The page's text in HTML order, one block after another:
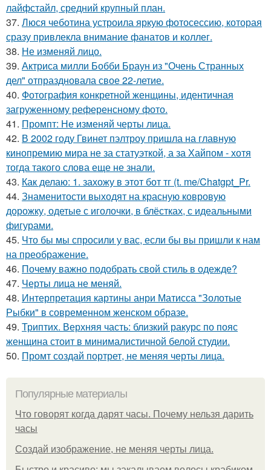
лайфстайл, средний крупный план.
37. Люся чеботина устроила яркую фотосессию, которая
сразу привлекла внимание фанатов и коллег.
38. Не изменяй лицо.
39. Актриса милли Бобби Браун из "Очень Странных
дел" отпраздновала свое 22-летие.
40. Фотография конкретной женщины, идентичная
загруженному референсному фото.
41. Промпт: Не изменяй черты лица.
42. В 2002 году Гвинет пэлтроу пришла на главную
кинопремию мира не за статуэткой, а за Хайпом - хотя
тогда такого слова еще не знали.
43. Как делаю: 1. захожу в этот бот тг (t. me/Chatgpt_Pr.
44. Знаменитости выходят на красную ковровую
дорожку, одетые с иголочки, в блёстках, с идеальными
фигурами.
45. Что бы мы спросили у вас, если бы вы пришли к нам
на преображение.
46. Почему важно подобрать свой стиль в одежде?
47. Черты лица не меняй.
48. Интерпретация картины анри Матисса "Золотые
Рыбки" в современном женском образе.
49. Триптих. Верхняя часть: близкий ракурс по пояс
женщина стоит в минималистичной белой студии.
50. Промт создай портрет, не меняя черты лица.
Популярные материалы
Что говорят когда дарят часы. Почему нельзя дарить
часы
Создай изображение, не меняя черты лица.